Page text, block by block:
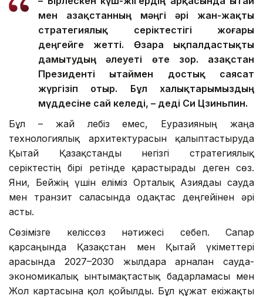
мен Қазақстанның мәңгі әрі жан-жақты
стратегиялық серіктестігі жоғары
деңгейге жетті. Өзара ықпалдастықты
дамытудың әлеуеті өте зор. Қазақстан
Президенті Қытаймен достық саясат
жүргізіп отыр. Бұл халықтарымыздың
мүддесіне сай келеді, – деді Си Цзиньпин.
Бұл – жай лебіз емес, Еуразияның жаңа
технологиялық архитектурасын қалыптастыруда
Қытай Қазақстанды негізгі стратегиялық
серіктестің бірі ретінде қарастырады деген сөз.
Яғни, Бейжің үшін еліміз Орталық Азиядағы сауда
мен транзит саласында одақтас деңгейінен әрі
асты.
Сөзімізге келіссөз нәтижесі себеп. Сапар
қарсаңында Қазақстан мен Қытай үкіметтері
арасында 2027–2030 жылдарға арналған сауда-
экономикалық ынтымақтастық бағдарламасы мен
Жол картасына қол қойылды. Бұл құжат екіжақты